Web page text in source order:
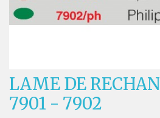
LAME DE
7901 - 7902